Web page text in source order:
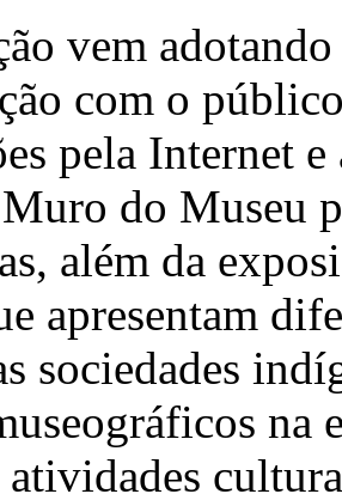
vem
com o
pela Internet e
do Museu
além da
apresentam
sociedades
na